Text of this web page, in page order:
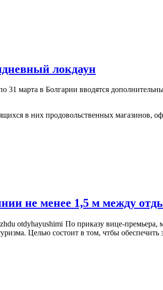
локдаун
31 марта в Болгарии вводятся
в них продовольственных магазинов,
не менее 1,5 м между
По приказу вице-премьера,
Целью состоит в том, чтбы обеспечить